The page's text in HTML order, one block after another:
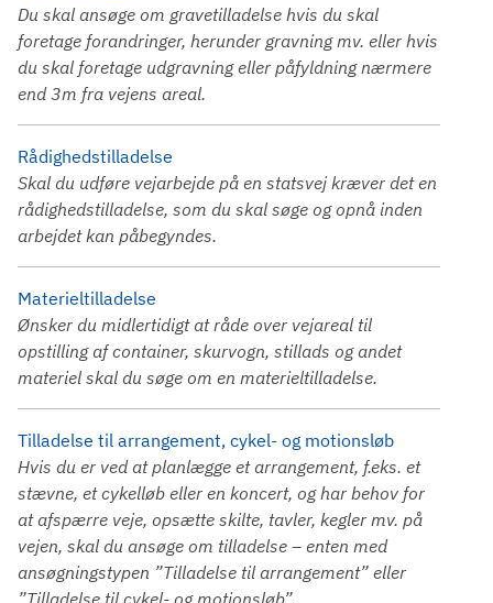
Du skal ansøge om gravetilladelse hvis du skal
foretage forandringer, herunder gravning mv. eller hvis
du skal foretage udgravning eller påfyldning nærmere
end 3m fra vejens areal.
Rådighedstilladelse
Skal du udføre vejarbejde på en statsvej kræver det en
rådighedstilladelse, som du skal søge og opnå inden
arbejdet kan påbegyndes.
Materieltilladelse
Ønsker du midlertidigt at råde over vejareal til
opstilling af container, skurvogn, stillads og andet
materiel skal du søge om en materieltilladelse.
Tilladelse til arrangement, cykel- og motionsløb
Hvis du er ved at planlægge et arrangement, f.eks. et
stævne, et cykelløb eller en koncert, og har behov for
at afspærre veje, opsætte skilte, tavler, kegler mv. på
vejen, skal du ansøge om tilladelse – enten med
ansøgningstypen ”Tilladelse til arrangement” eller
”Tilladelse til cykel- og motionsløb”.